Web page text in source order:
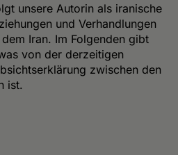
unsere Autorin als iranische
und Verhandlungen
Iran. Im Folgenden gibt
von der derzeitigen
zwischen den
ist.